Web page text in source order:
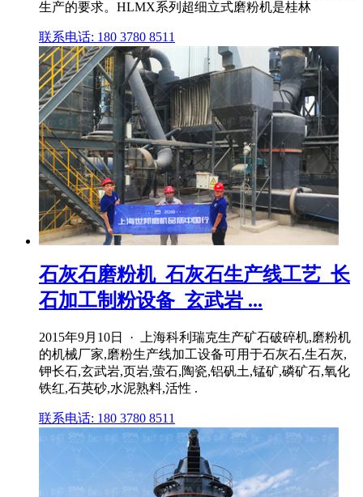
生产的要求。HLMX系列超细立式磨粉机是桂林
联系电话: 180 3780 8511
石灰石磨粉机_石灰石生产线工艺_长
石加工制粉设备_玄武岩 ...
2015年9月10日 · 上海科利瑞克生产矿石破碎机,磨粉机
的机械厂家,磨粉生产线加工设备可用于石灰石,生石灰,
钾长石,玄武岩,页岩,萤石,陶瓷,铝矾土,锰矿,磷矿石,氧化
铁红,石英砂,水泥熟料,活性 .
联系电话: 180 3780 8511